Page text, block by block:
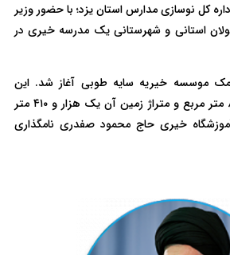
کل نوسازی مدارس استان یزد؛ با حضور وزیر
استانی و شهرستانی یک مدرسه خیری در
موسسه خیریه سایه طوبی آغاز شد. این
مدرسه دارای زیربنای ۸۲۶ متر مربع و متراژ زمین آن یک هزار و ۴۱۰ متر
خیری حاج محمود صفدری نامگذاری